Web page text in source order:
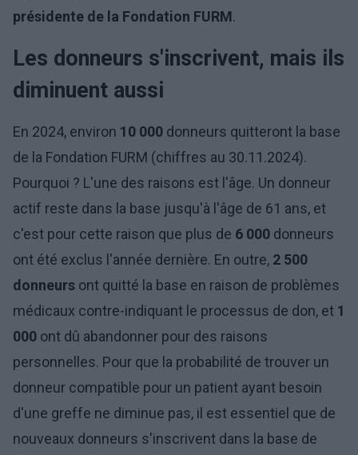
présidente de la Fondation FURM.
Les donneurs s'inscrivent, mais ils
diminuent aussi
En 2024, environ 10 000 donneurs quitteront la base
de la Fondation FURM (chiffres au 30.11.2024).
Pourquoi ? L'une des raisons est l'âge. Un donneur
actif reste dans la base jusqu'à l'âge de 61 ans, et
c'est pour cette raison que plus de 6 000 donneurs
ont été exclus l'année dernière. En outre, 2 500
donneurs ont quitté la base en raison de problèmes
médicaux contre-indiquant le processus de don, et 1
000 ont dû abandonner pour des raisons
personnelles. Pour que la probabilité de trouver un
donneur compatible pour un patient ayant besoin
d'une greffe ne diminue pas, il est essentiel que de
nouveaux donneurs s'inscrivent dans la base de